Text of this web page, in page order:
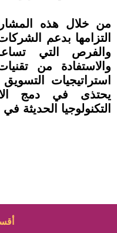
من خلال هذه
التزامها بدعم
والفرص التي
والاستفادة من
استراتيجيات
يحتذى في دمج
التكنولوجيا الحديثة